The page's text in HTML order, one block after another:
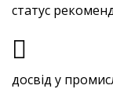
статус
досвід у